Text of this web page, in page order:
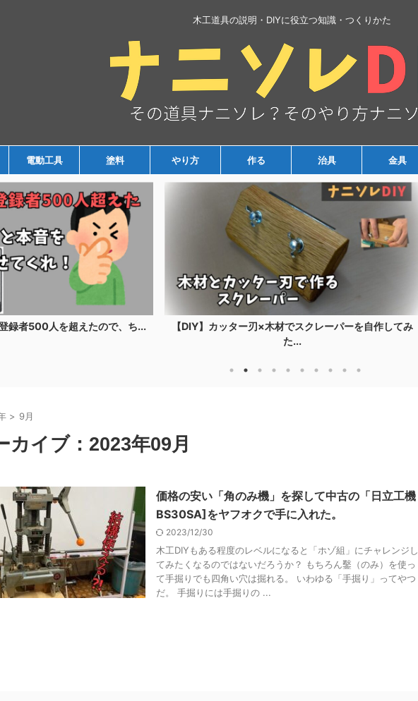
木工道具の説明・DIYに役立つ知識・つくりかた
電動工具 塗料 やり方 作る 治具 金具
材でスクレーパーを自作してみ
鉋の性能を引き出す！下端調整台を作って台直しを楽
に
> 9月
カイブ：2023年09月
価格の安い「角のみ機」を探して中古の「日立工機
BS30SA]をヤフオクで手に入れた。
2023/12/30
木工DIYもある程度のレベルになると「ホゾ組」にチャレンジし
てみたくなるのではないだろうか？ もちろん鑿（のみ）を使っ
て手掘りでも四角い穴は掘れる。 いわゆる「手掘り」ってやつ
だ。 手掘りには手掘りの ...